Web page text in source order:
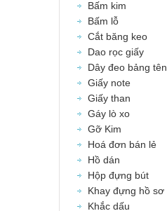
Bấm kim
Bấm lỗ
Cắt băng keo
Dao rọc giấy
Dây đeo bảng tên
Giấy note
Giấy than
Gáy lò xo
Gỡ Kim
Hoá đơn bán lẻ
Hồ dán
Hộp đựng bút
Khay đựng hồ sơ
Khắc dấu